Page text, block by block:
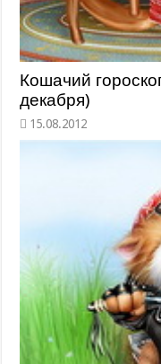
Кошачий
декабря)